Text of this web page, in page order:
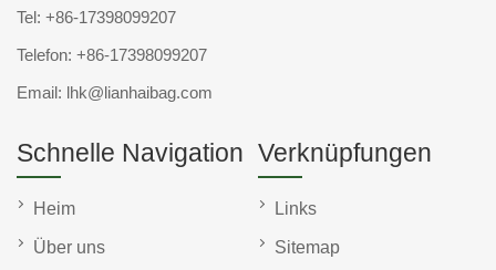
Tel: +86-17398099207
Telefon: +86-17398099207
Email: lhk@lianhaibag.com
Schnelle Navigation
Heim
Über uns
Verknüpfungen
Links
Sitemap